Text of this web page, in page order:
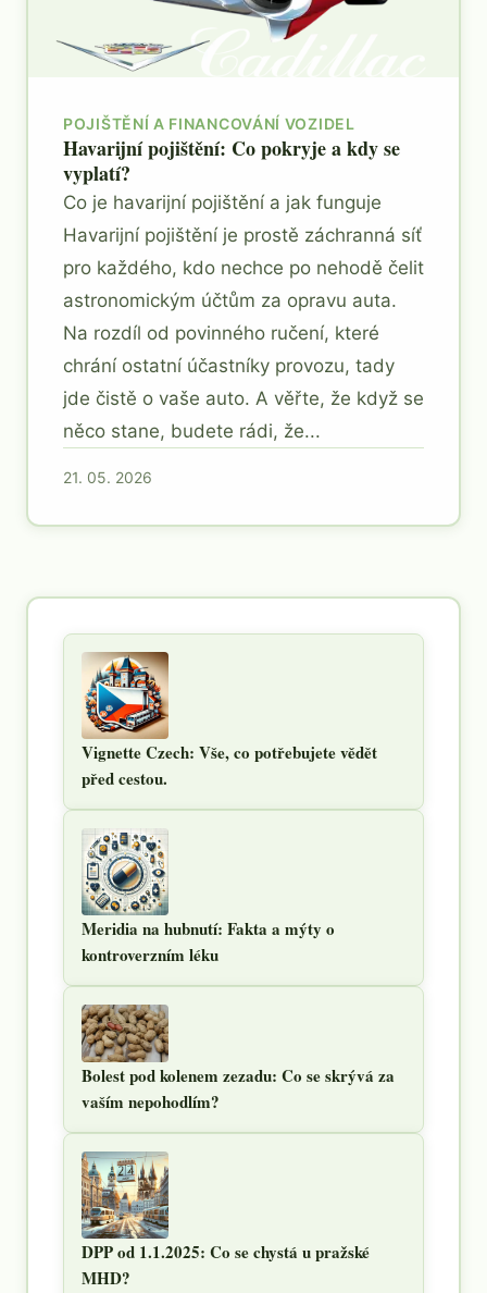
POJIŠTĚNÍ A FINANCOVÁNÍ VOZIDEL
Havarijní pojištění: Co pokryje a kdy se
vyplatí?
Co je havarijní pojištění a jak funguje
Havarijní pojištění je prostě záchranná síť
pro každého, kdo nechce po nehodě čelit
astronomickým účtům za opravu auta.
Na rozdíl od povinného ručení, které
chrání ostatní účastníky provozu, tady
jde čistě o vaše auto. A věřte, že když se
něco stane, budete rádi, že...
21. 05. 2026
Vignette Czech: Vše, co potřebujete vědět
před cestou.
Meridia na hubnutí: Fakta a mýty o
kontroverzním léku
Bolest pod kolenem zezadu: Co se skrývá za
vaším nepohodlím?
DPP od 1.1.2025: Co se chystá u pražské
MHD?